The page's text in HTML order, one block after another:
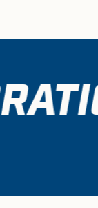
Na wszystkie
jeździsz